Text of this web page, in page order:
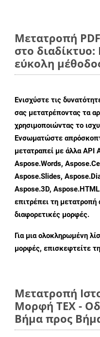
Μετατροπή
στο
εύκολη
Ενισχύστε τις
σας μετατρέποντας τα
χρησιμοποιώντας το
Ενσωματώστε
μετατραπεί με άλλα API
Aspose.Words,
Aspose.Slides,
Aspose.3D,
επιτρέπει τη
διαφορετικές μορφές.
Για μια ολοκληρωμένη
μορφές, επισκεφτείτε τη
Μετατροπή
Μορφή TEX -
Βήμα προς